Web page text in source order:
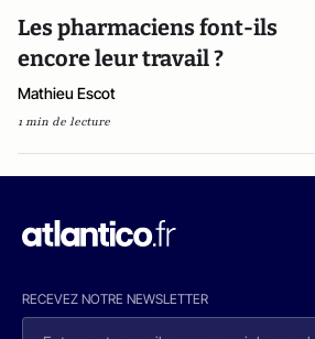
Les pharmaciens font-ils
encore leur travail ?
Mathieu Escot
1 min de lecture
RECEVEZ NOTRE NEWSLETTER